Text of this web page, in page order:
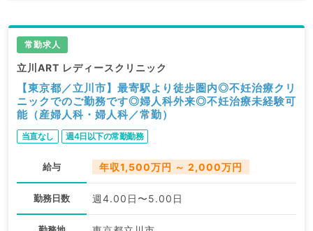
常勤求人
立川ART レディースクリニック
【東京都／立川市】最寄駅より徒歩圏内◎不妊治療クリ
ニックでのご勤務です◎婦人科外来◎不妊治療未経験可
能（産婦人科・婦人科／常勤）
当直なし 週4日以下の常勤勤務
給与 年収1,500万円 ～ 2,000万円
勤務日数 週4.00日〜5.00日